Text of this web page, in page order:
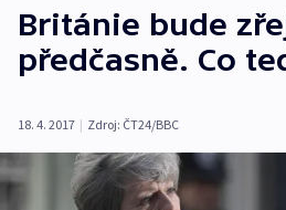
Británie bude
předčasně. Co
18. 4. 2017 | Zdroj: ČT24/BBC